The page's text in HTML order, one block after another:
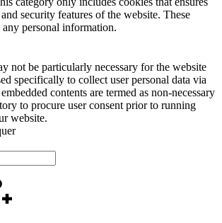
security features of the website. These
personal information.
not be particularly necessary for the website
specifically to collect user personal data via
contents are termed as non-necessary
to procure user consent prior to running
website.